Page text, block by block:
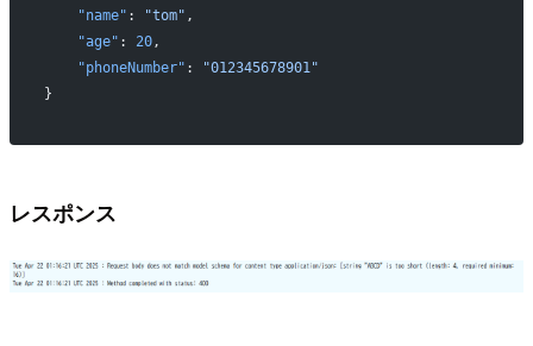
    "name"
: "tom" ,
    "age"
: 20,
    "phoneNumber"
:
"012345678901"
}
レスポンス